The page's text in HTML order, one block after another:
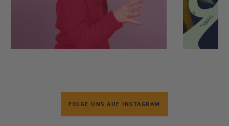
FOLGE UNS AUF INSTAGRAM